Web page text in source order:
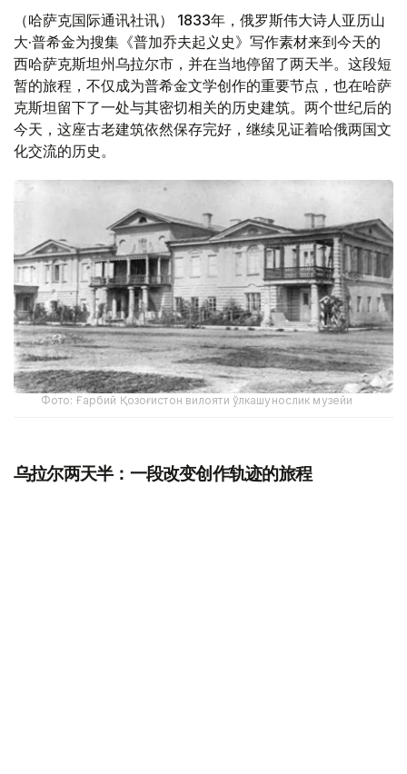
（哈萨克国际通讯社讯） 1833年，俄罗斯伟大诗人亚历山
大·普希金为搜集《普加乔夫起义史》写作素材来到今天的
西哈萨克斯坦州乌拉尔市，并在当地停留了两天半。这段短
暂的旅程，不仅成为普希金文学创作的重要节点，也在哈萨
克斯坦留下了一处与其密切相关的历史建筑。两个世纪后的
今天，这座古老建筑依然保存完好，继续见证着哈俄两国文
化交流的历史。
Фото: Ғарбий Қозоғистон вилояти ўлкашунослик музейи
乌拉尔两天半：一段改变创作轨迹的旅程